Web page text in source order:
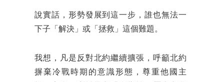
說實話，形勢發展到這一步，誰也無法一
下子「解決」或「拯救」這個難題。
我想，凡是反對北約繼續擴張，呼籲北約
摒棄冷戰時期的意識形態，尊重他國主